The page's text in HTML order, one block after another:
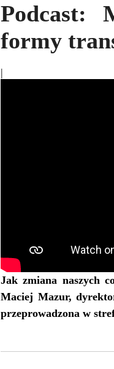
Podcast:
formy
|
Jak zmiana naszych
Maciej Mazur,
przeprowadzona w